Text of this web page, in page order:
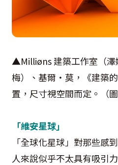
▲Milliøns 建築工作室（澤
梅）、基爾・莫，《建築
置，尺寸視空間而定。（
「維安星球」
「全球化星球」對那些感
人來說似乎不太具有吸引